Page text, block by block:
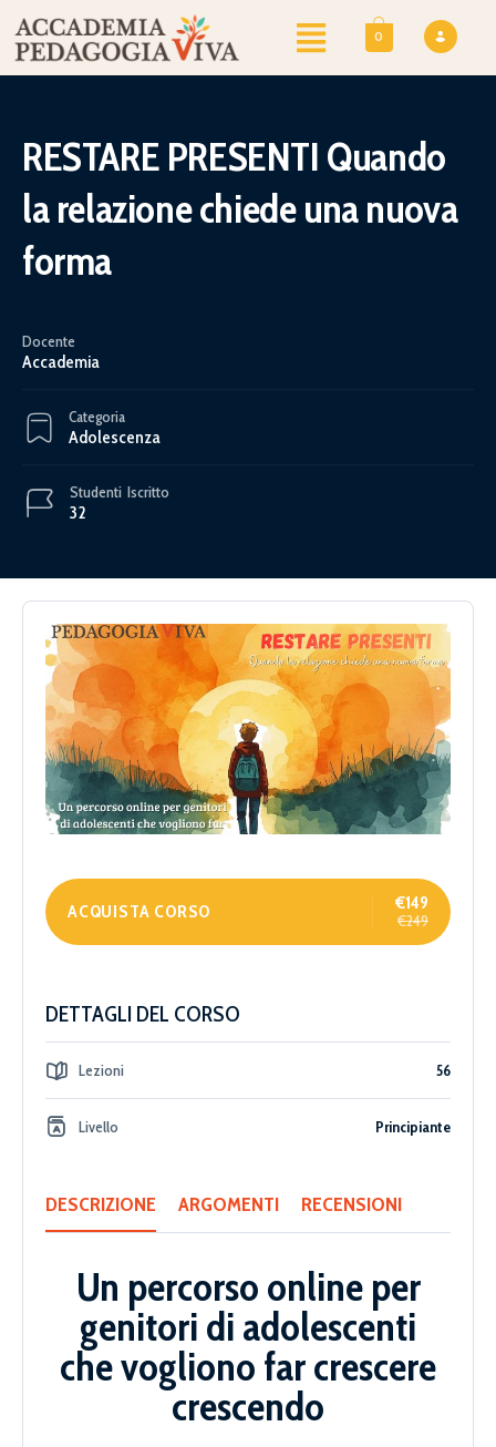
0
RESTARE PRESENTI Quando
la relazione chiede una nuova
forma
Docente
Accademia
Categoria
Adolescenza
32
Studenti Iscritto
DESCRIZIONE ARGOMENTI RECENSIONI
Un percorso online per
genitori di adolescenti
che vogliono far crescere
crescendo
ACQUISTA CORSO €149
€249
DETTAGLI DEL CORSO
Lezioni 56
Livello Principiante